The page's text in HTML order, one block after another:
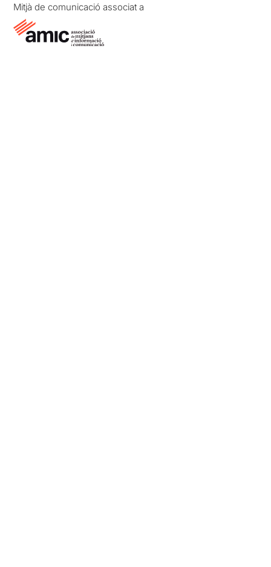
Mitjà de comunicació associat a